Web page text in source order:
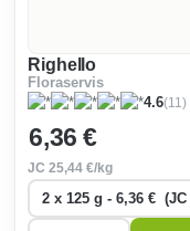
Righello
Floraservis
4.6(11)
6,36 €
JC25,44 €/kg